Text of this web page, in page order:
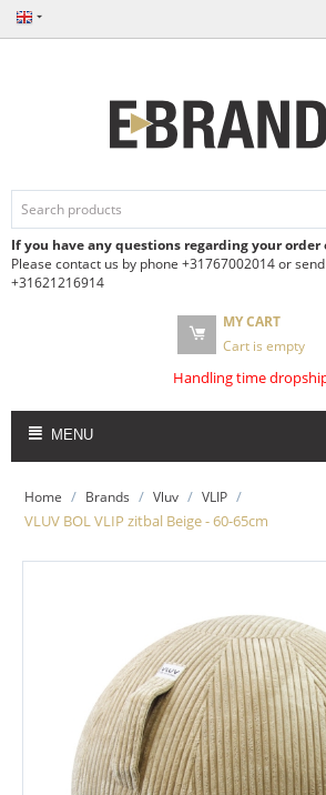
If you have any questions regarding your order
Please contact us by phone +31767002014 or
+31621216914
MY CART
Cart is empty
Handling time
MENU
Home / Brands / Vluv / VLIP /
VLUV BOL VLIP zitbal Beige - 60-65cm